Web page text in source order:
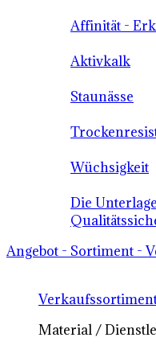
Affinität -
Aktivkalk
Staunässe
Wüchsigkeit
Die
Angebot - Sortiment -
Material /